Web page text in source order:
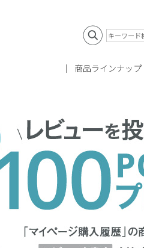
商品ラインナップ